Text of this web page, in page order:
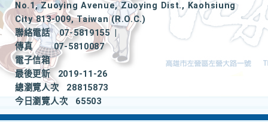
No.1, Zuoying Avenue, Zuoying Dist., Kaohsiung
City 813-009, Taiwan (R.O.C.)
聯絡電話
07-5819155
|
傳真
07-5810087
電子信箱
最後更新
2019-11-26
總瀏覽人次
28815873
今日瀏覽人次
65503